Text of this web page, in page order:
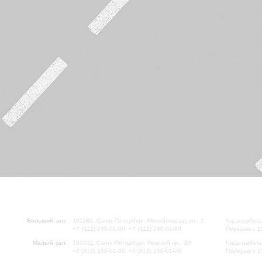
Большой зал:
191186, Санкт-Петербург, Михайловская ул., 2
+7 (812) 240-01-00, +7 (812) 240-01-80
Малый зал:
191011, Санкт-Петербург, Невский пр., 30
+7 (812) 240-01-00, +7 (812) 240-01-70
Часы
Перерыв с
Часы
Перерыв с